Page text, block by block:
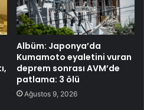
Albüm: Japonya’da
Kumamoto eyaletini vuran
deprem sonrası AVM’de
patlama: 3 ölü
Ağustos 9, 2026